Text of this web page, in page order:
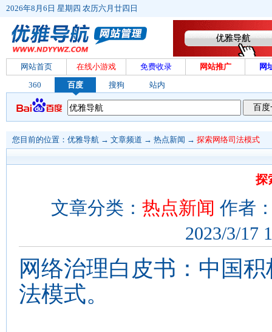
2026年8月6日 星期四 农历六月廿四日
网站首页 在线小游戏 免费收录 网站推广
网
360
百度 搜狗 站内
您目前的位置： 优雅导航 → 文章频道 → 热点新闻 → 探索网络司法模式
探
文章分类： 热点新闻 作者
2023/3/17
网络治理白皮书：中国
法模式。